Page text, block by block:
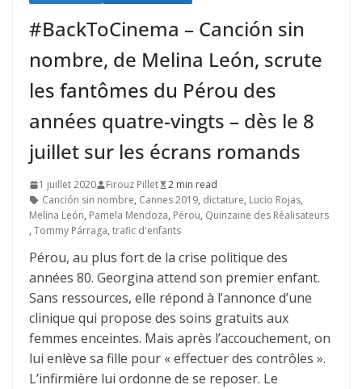
#BackToCinema – Canción sin
nombre, de Melina León, scrute
les fantômes du Pérou des
années quatre-vingts – dès le 8
juillet sur les écrans romands
1 juillet 2020 Firouz Pillet
2 min read
Canción sin nombre, Cannes 2019, dictature, Lucio Rojas,
Melina León, Pamela Mendoza, Pérou, Quinzaine des Réalisateurs
, Tommy Párraga, trafic d'enfants
Pérou, au plus fort de la crise politique des
années 80. Georgina attend son premier enfant.
Sans ressources, elle répond à l’annonce d’une
clinique qui propose des soins gratuits aux
femmes enceintes. Mais après l’accouchement, on
lui enlève sa fille pour « effectuer des contrôles ».
L’infirmière lui ordonne de se reposer. Le